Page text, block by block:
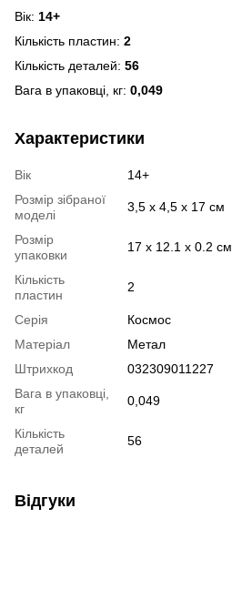
Вік: 14+
Кількість пластин: 2
Кількість деталей: 56
Вага в упаковці, кг: 0,049
Характеристики
Вік
14+
Розмір зібраної
моделі
3,5 х 4,5 х 17 см
Розмір
упаковки
17 х 12.1 х 0.2 см
Кількість
пластин
2
Серія
Космос
Матеріал
Метал
Штрихкод
032309011227
Вага в упаковці,
кг
0,049
Кількість
деталей
56
Відгуки